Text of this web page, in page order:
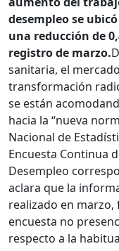
desempleo se
una reducción de
registro de marzo.
sanitaria, el
transformación
se están
hacia la “nueva
Nacional de
Encuesta Continua
Desempleo
aclara que la
realizado en marzo,
encuesta no
respecto a la